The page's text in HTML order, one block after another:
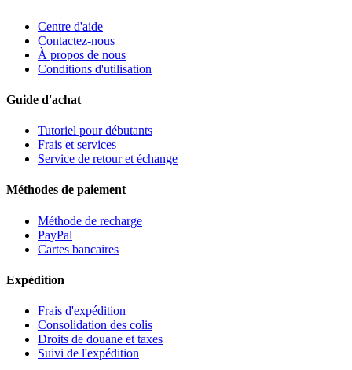
Centre d'aide
Contactez-nous
À propos de nous
Conditions d'utilisation
Guide d'achat
Tutoriel pour débutants
Frais et services
Service de retour et échange
Méthodes de paiement
Méthode de recharge
PayPal
Cartes bancaires
Expédition
Frais d'expédition
Consolidation des colis
Droits de douane et taxes
Suivi de l'expédition